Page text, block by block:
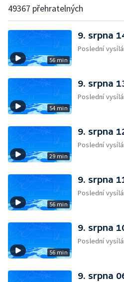
49367 přehratelných
56 min
9. srpna
Poslední
54 min
9. srpna
Poslední
29 min
9. srpna
Poslední
56 min
9. srpna
Poslední
56 min
9. srpna
Poslední
9. srpna